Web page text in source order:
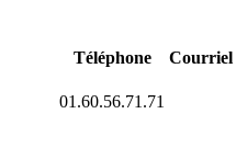
Téléphone Courriel
01.60.56.71.71